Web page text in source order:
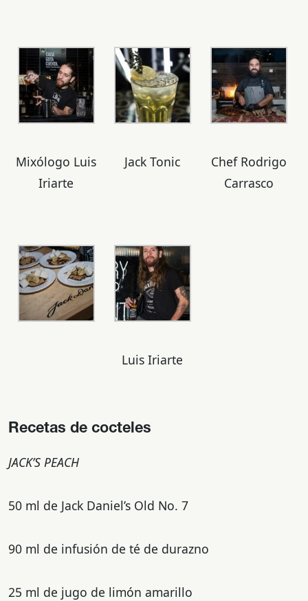
Mixólogo Luis
Iriarte
Jack Tonic
Chef Rodrigo
Carrasco
Luis Iriarte
Recetas de cocteles
JACK’S PEACH
50 ml de Jack Daniel’s Old No. 7
90 ml de infusión de té de durazno
25 ml de jugo de limón amarillo